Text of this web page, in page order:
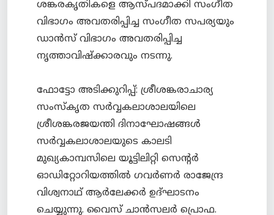
ശങ്കരകൃതികളെ ആസ്പദമാക്കി സംഗീത
വിഭാഗം അവതരിപ്പിച്ച സംഗീത സപര്യയും
ഡാന്‍സ് വിഭാഗം അവതരിപ്പിച്ച
നൃത്താവിഷ്ക്കാരവും നടന്നു.
ഫോട്ടോ അടിക്കുറിപ്പ്: ശ്രീശങ്കരാചാര്യ
സംസ്കൃത സര്‍വ്വകലാശാലയിലെ
ശ്രീശങ്കരജയന്തി ദിനാഘോഷങ്ങള്‍
സര്‍വ്വകലാശാലയുടെ കാലടി
മുഖ്യകാമ്പസിലെ യൂട്ടിലിറ്റി സെന്റര്‍
ഓഡിറ്റോറിയത്തില്‍ ഗവര്‍ണര്‍ രാജേന്ദ്ര
വിശ്വനാഥ് ആര്‍ലേക്കര്‍ ഉദ്ഘാടനം
ചെയ്യുന്നു. വൈസ് ചാന്‍സലര്‍ പ്രൊഫ.